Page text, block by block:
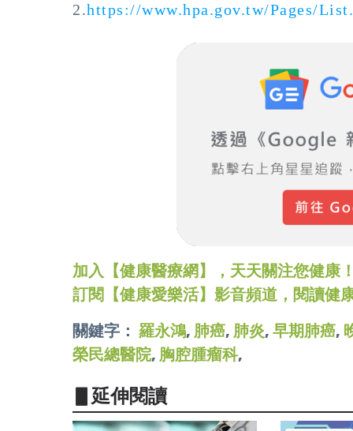
2.https://www.hpa.gov.tw/Pages/
加入【健康醫療網】，天天關注您健
訂閱【健康愛樂活】影音頻道，閱讀健
關鍵字： 羅永鴻, 肺癌, 肺炎, 早期肺癌,
榮民總醫院, 胸腔腫瘤科,
▋延伸閱讀